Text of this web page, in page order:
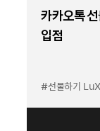
카카오톡
입점
#선물하기 LuX